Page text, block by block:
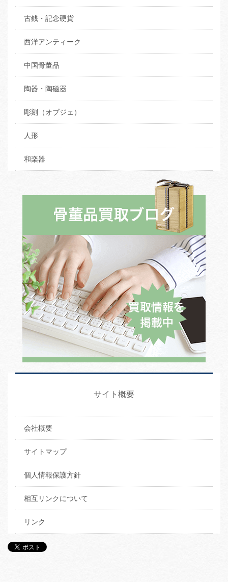
古銭・記念硬貨
西洋アンティーク
中国骨董品
陶器・陶磁器
彫刻（オブジェ）
人形
和楽器
サイト概要
会社概要
サイトマップ
個人情報保護方針
相互リンクについて
リンク